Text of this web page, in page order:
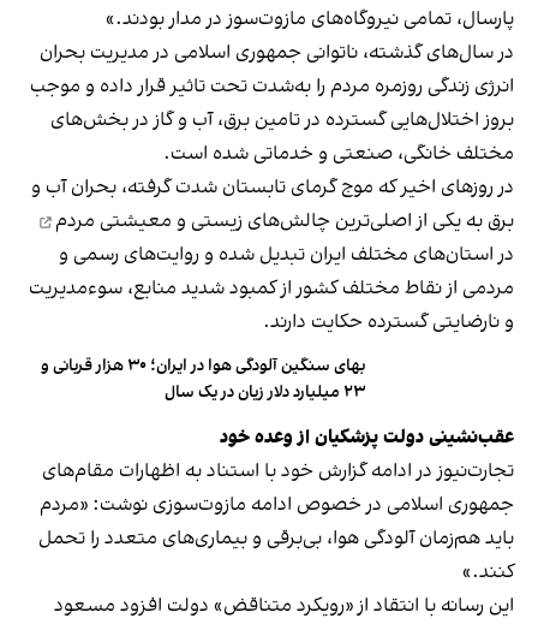
پارسال، تمامی نیروگاه‌های مازوت‌سوز در مدار بودند.»
در سال‌های گذشته، ناتوانی جمهوری اسلامی در مدیریت بحران
انرژی زندگی روزمره مردم را به‌شدت تحت‌ تاثیر قرار داده و موجب
بروز اختلال‌هایی گسترده در تامین برق، آب و گاز در بخش‌های
مختلف خانگی، صنعتی و خدماتی شده است.
در روزهای اخیر که موج گرمای تابستان شدت گرفته، بحران آب و
برق به یکی از اصلی‌ترین چالش‌های زیستی و معیشتی مردم
در استان‌های مختلف ایران تبدیل شده و روایت‌های رسمی و
مردمی از نقاط مختلف کشور از کمبود شدید منابع، سوءمدیریت
و نارضایتی گسترده حکایت دارند.
بهای سنگین آلودگی هوا در ایران؛ ۳۰ هزار قربانی و
۲۳ میلیارد دلار زیان در یک سال
عقب‌نشینی دولت پزشکیان از وعده خود
تجارت‌نیوز در ادامه گزارش خود با استناد به اظهارات مقام‌های
جمهوری اسلامی در خصوص ادامه مازوت‌سوزی نوشت: «مردم
باید هم‌زمان آلودگی هوا، بی‌برقی و بیماری‌های متعدد را تحمل
کنند.»
این رسانه با انتقاد از «رویکرد متناقض» دولت افزود مسعود